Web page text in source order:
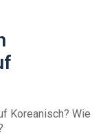
Koreanisch? Wie